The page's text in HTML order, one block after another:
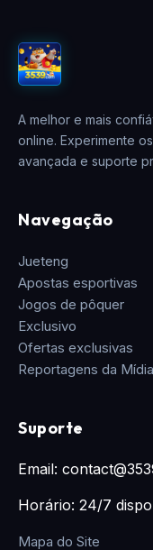
A melhor e mais
online. Experimente
avançada e suporte
Navegação
Jueteng
Apostas esportivas
Jogos de pôquer
Exclusivo
Ofertas exclusivas
Reportagens da Mídia
Suporte
Email:
Horário: 24/7
Mapa do Site